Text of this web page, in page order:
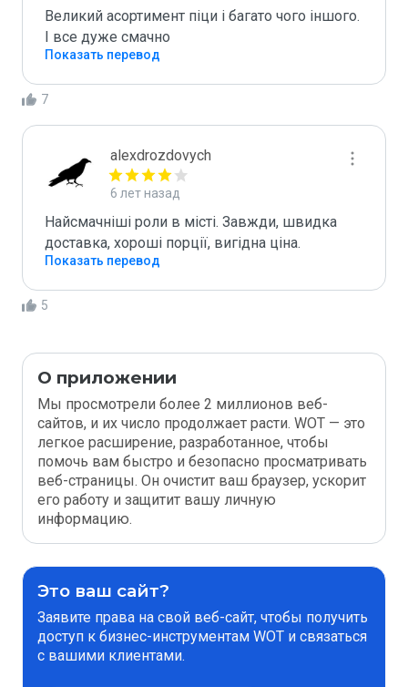
Великий асортимент піци і багато чого іншого.
І все дуже смачно
Показать перевод
7
alexdrozdovych
6 лет назад
Найсмачніші роли в місті. Завжди, швидка
Показать перевод
5
О приложении
Мы просмотрели более 2 миллионов веб-
сайтов, и их число продолжает расти. WOT — это
легкое расширение, разработанное, чтобы
помочь вам быстро и безопасно просматривать
веб-страницы. Он очистит ваш браузер, ускорит
его работу и защитит вашу личную
информацию.
Это ваш сайт?
Заявите права на свой веб-сайт, чтобы получить
доступ к бизнес-инструментам WOT и связаться
с вашими клиентами.